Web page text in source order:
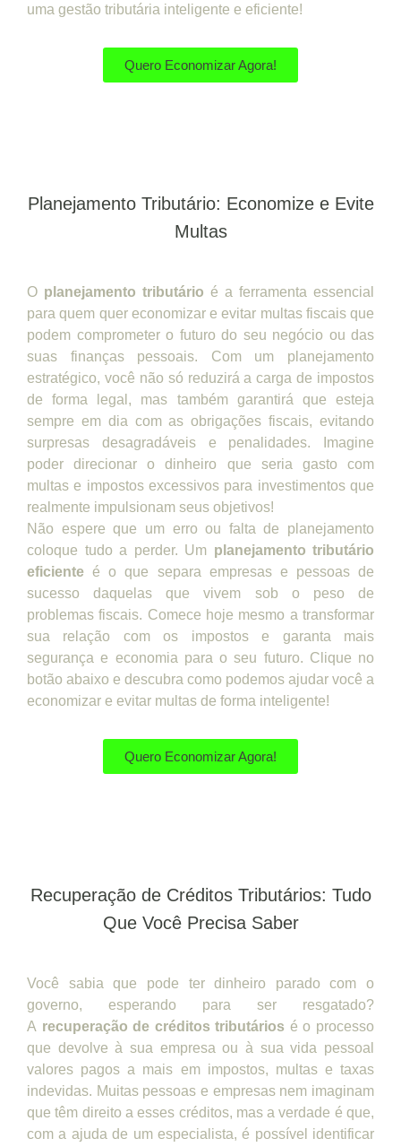
uma gestão tributária inteligente e eficiente!
Quero Economizar Agora!
Planejamento Tributário: Economize e Evite
Multas
O planejamento tributário é a ferramenta essencial
para quem quer economizar e evitar multas fiscais que
podem comprometer o futuro do seu negócio ou das
suas finanças pessoais. Com um planejamento
estratégico, você não só reduzirá a carga de impostos
de forma legal, mas também garantirá que esteja
sempre em dia com as obrigações fiscais, evitando
surpresas desagradáveis e penalidades. Imagine
poder direcionar o dinheiro que seria gasto com
multas e impostos excessivos para investimentos que
realmente impulsionam seus objetivos!
Não espere que um erro ou falta de planejamento
coloque tudo a perder. Um planejamento tributário
eficiente é o que separa empresas e pessoas de
sucesso daquelas que vivem sob o peso de
problemas fiscais. Comece hoje mesmo a transformar
sua relação com os impostos e garanta mais
segurança e economia para o seu futuro. Clique no
botão abaixo e descubra como podemos ajudar você a
economizar e evitar multas de forma inteligente!
Quero Economizar Agora!
Recuperação de Créditos Tributários: Tudo
Que Você Precisa Saber
Você sabia que pode ter dinheiro parado com o
governo, esperando para ser resgatado?
A recuperação de créditos tributários é o processo
que devolve à sua empresa ou à sua vida pessoal
valores pagos a mais em impostos, multas e taxas
indevidas. Muitas pessoas e empresas nem imaginam
que têm direito a esses créditos, mas a verdade é que,
com a ajuda de um especialista, é possível identificar